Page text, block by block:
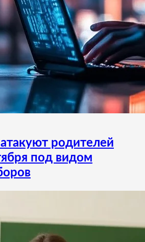
родителей
под видом